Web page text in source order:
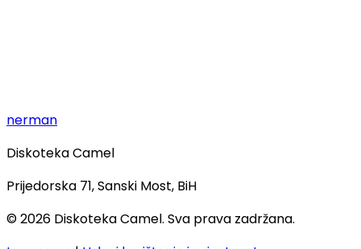
nerman
Diskoteka Camel
Prijedorska 71, Sanski Most, BiH
© 2026 Diskoteka Camel. Sva prava zadržana.